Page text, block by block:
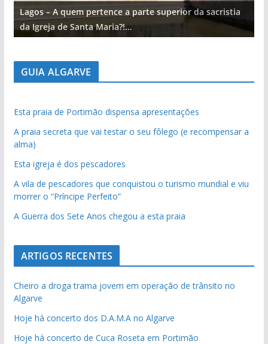
Lagos – A quem pertence a parte superior da sacristia
da Igreja de Santa Maria?!…
GUIA ALGARVE
Esta praia de Portimão dispensa apresentações
A praia secreta que vai testar o seu fôlego (e recompensar a
alma)
Esta igreja é dos pescadores
A vila de pescadores que conquistou o turismo mundial e viu
morrer o “Príncipe Perfeito”
A Guerra dos Sete Anos chegou a esta praia
ARTIGOS RECENTES
Cheiro a droga trama jovem em operação de trânsito no
Algarve
Hoje há concerto dos D.A.M.A no Algarve
Hoje há concerto de Cuca Roseta em Portimão